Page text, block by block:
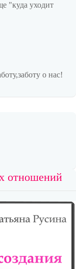
"куда уходит
о нас!
отношений